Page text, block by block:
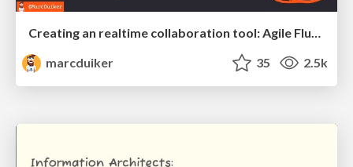
Creating an realtime collaboration tool: Agile Flush - .NET Oxford
marcduiker
35 2.5k